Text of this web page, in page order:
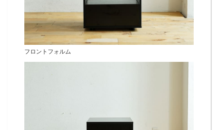
フロントフォルム